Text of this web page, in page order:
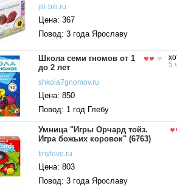
jili-bili.ru
Цена: 367
Повод: 3 года Ярославу
Школа семи гномов от 1
до 2 лет
5
shkola7gnomov.ru
Цена: 850
Повод: 1 год Глебу
Умница "Игры Орчард тойз.
Игра божьих коровок" (6763)
tinylove.ru
Цена: 803
Повод: 3 года Ярославу